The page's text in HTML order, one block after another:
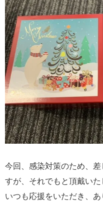
今回、感染対策のため、
すが、それでもと頂戴いた
いつも応援をいただき、あ